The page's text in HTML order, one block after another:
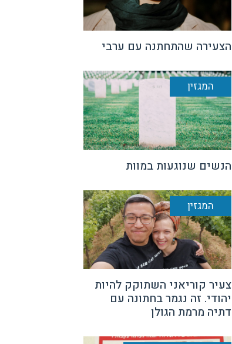
הצעירה שהתחתנה עם ערבי
המגזין
הנשים שנוגעות במוות
המגזין
צעיר קוריאני השתוקק להיות
יהודי. זה נגמר בחתונה עם
דתיה מרמת הגולן